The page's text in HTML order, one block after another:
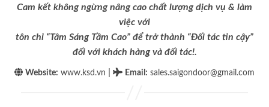
Cam kết không ngừng nâng cao chất lượng dịch vụ & làm
việc với
tôn chỉ “Tâm Sáng Tầm Cao” để trở thành “Đối tác tin cậy”
đối với khách hàng và đối tác!.
Website: www.ksd.vn Email : sales.saigondoor@gmail.com